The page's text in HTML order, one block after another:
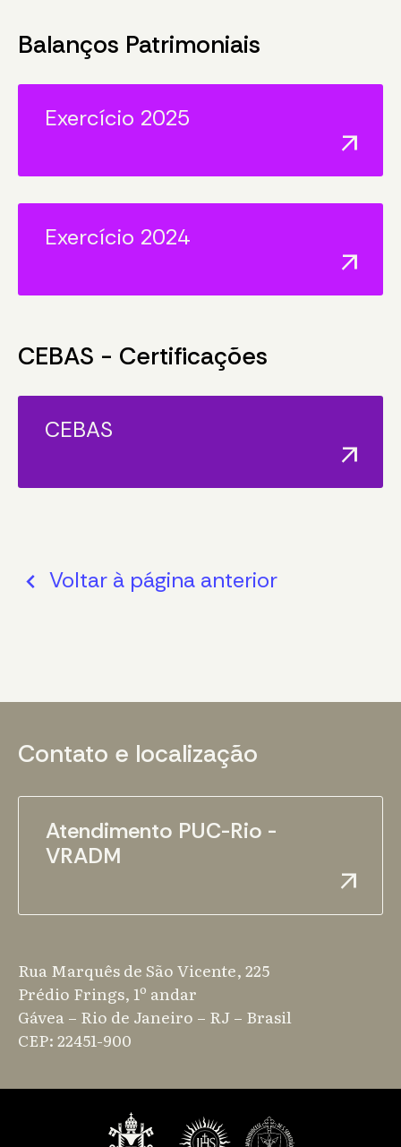
Balanços Patrimoniais
Exercício 2025
arrow_outward
Exercício 2024
arrow_outward
CEBAS - Certificações
CEBAS
arrow_outward
chevron_backward Voltar à página anterior
Contato e localização
Atendimento PUC-Rio -
VRADM
arrow_outward
Rua Marquês de São Vicente, 225
Prédio Frings, 1º andar
Gávea – Rio de Janeiro – RJ – Brasil
CEP: 22451-900